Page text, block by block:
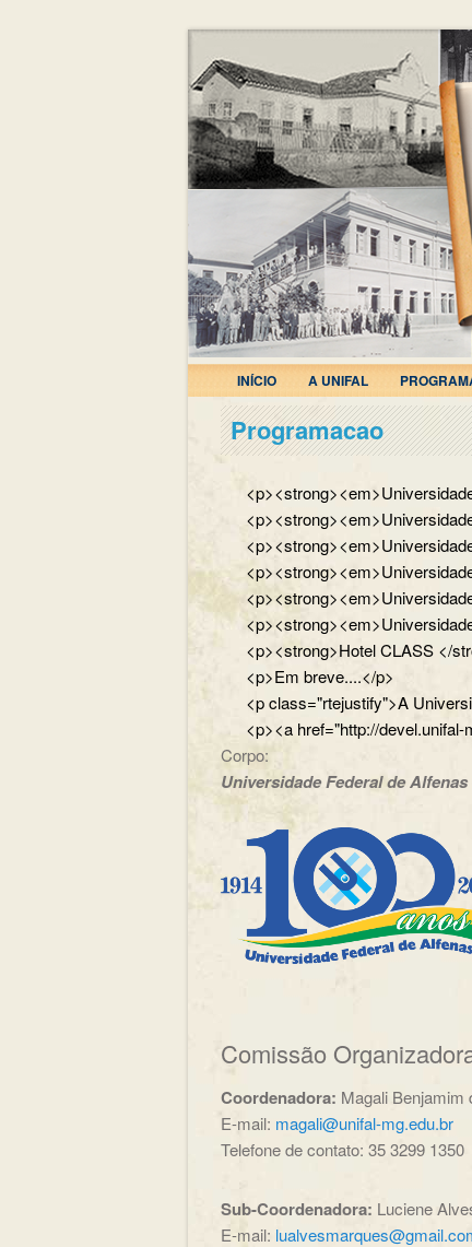
INÍCIO A UNIFAL
Programacao
<p><strong>Hotel CLASS </
<p>Em breve....</p>
<p class="rtejustify">A
<p><a href="http://
Corpo:
Universidade Federal de
Comissão
Coordenadora: Magali Benjamim
E-mail: magali@unifal-mg.edu.br
Telefone de contato: 35 3299 1350
Sub-Coordenadora: Luciene
E-mail: